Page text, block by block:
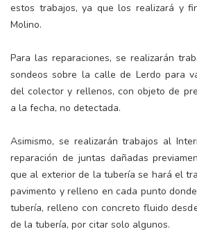
estos trabajos, ya que los realizará y
Molino.
Para las reparaciones, se realizarán
sondeos sobre la calle de Lerdo para
del colector y rellenos, con objeto de
a la fecha, no detectada.
Asimismo, se realizarán trabajos al
reparación de juntas dañadas
que al exterior de la tubería se hará el
pavimento y relleno en cada punto
tubería, relleno con concreto fluido
de la tubería, por citar solo algunos.